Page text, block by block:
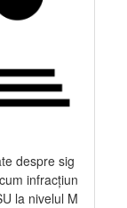
despre sig
infracțiun
la nivelul M